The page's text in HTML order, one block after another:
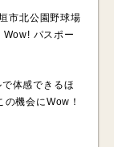
市北公園野球場
パスポー
体感できるほ
機会にWow！